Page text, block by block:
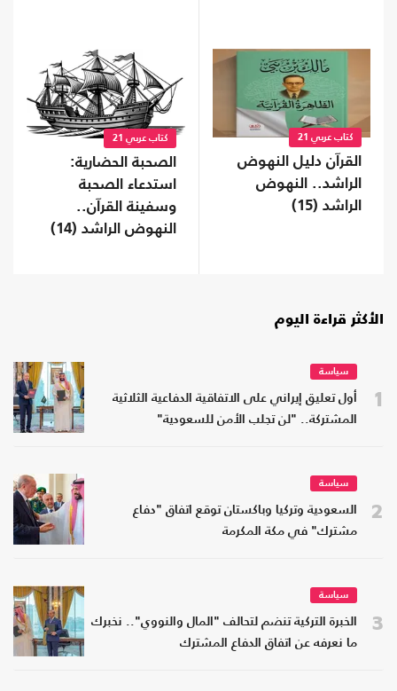
كتاب عربي 21
القرآن دليل النهوض
الراشد.. النهوض
الراشد (15)
كتاب عربي 21
الصحبة الحضارية:
استدعاء الصحبة
وسفينة القرآن..
النهوض الراشد (14)
الأكثر قراءة اليوم
1
سياسة
أول تعليق إيراني على الاتفاقية الدفاعية الثلاثية
المشتركة.. "لن تجلب الأمن للسعودية"
2
سياسة
السعودية وتركيا وباكستان توقع اتفاق "دفاع
مشترك" في مكة المكرمة
3
سياسة
الخبرة التركية تنضم لتحالف "المال والنووي".. نخبرك
ما نعرفه عن اتفاق الدفاع المشترك